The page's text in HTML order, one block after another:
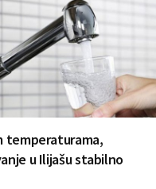
temperaturama,
u Ilijašu stabilno